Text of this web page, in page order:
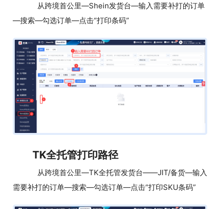
从跨境首公里—Shein发货台—输入需要补打的订单
—搜索—勾选订单—点击“打印条码”
TK全托管打印路径
从跨境首公里—TK全托管发货台——JIT/备货—输入
需要补打的订单—搜索—勾选订单—点击“打印SKU条码”